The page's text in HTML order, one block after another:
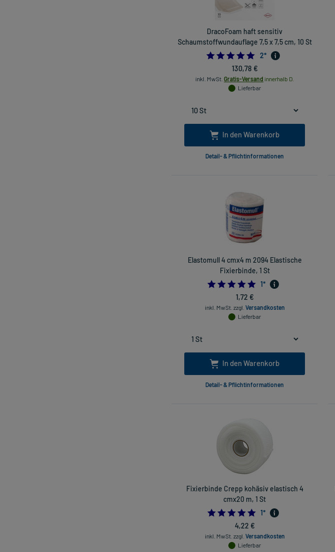
DracoFoam haft sensitiv
Schaumstoffwundauflage 7,5 x 7,5 cm, 10 St
5.0
2*
130,78 €
inkl. MwSt. Gratis-Versand innerhalb D.
Lieferbar
In den Warenkorb
Detail- & Pflichtinformationen
Elastomull 4 cmx4 m 2094 Elastische
Fixierbinde, 1 St
5.0
1*
1,72 €
inkl. MwSt. zzgl. Versandkosten
Lieferbar
In den Warenkorb
Detail- & Pflichtinformationen
Fixierbinde Crepp kohäsiv elastisch 4
cmx20 m, 1 St
5.0
1*
4,22 €
inkl. MwSt. zzgl. Versandkosten
Lieferbar